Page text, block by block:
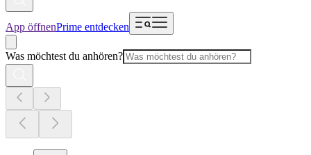
App öffnenPrime entdecken
Was möchtest du anhören?